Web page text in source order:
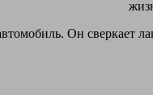
Он сверкает